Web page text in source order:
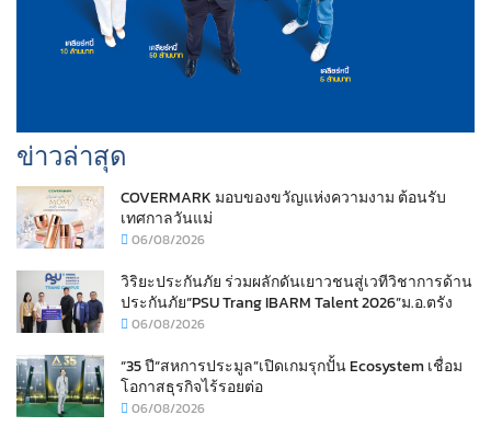
ข่าวล่าสุด
COVERMARK มอบของขวัญแห่งความงาม ต้อนรับ
เทศกาลวันแม่
06/08/2026
วิริยะประกันภัย ร่วมผลักดันเยาวชนสู่เวทีวิชาการด้าน
ประกันภัย“PSU Trang IBARM Talent 2026”ม.อ.ตรัง
06/08/2026
“35 ปี“สหการประมูล”เปิดเกมรุกปั้น Ecosystem เชื่อม
โอกาสธุรกิจไร้รอยต่อ
06/08/2026